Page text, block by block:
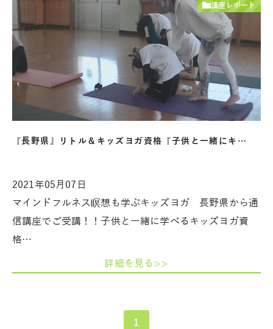
講座レポート
『長野県』リトル＆キッズヨガ資格『子供と一緒にキ…
2021年05月07日
マインドフルネス瞑想も学ぶキッズヨガ 長野県から通
信講座でご受講！！子供と一緒に学べるキッズヨガ資
格…
詳細を見る>>
1